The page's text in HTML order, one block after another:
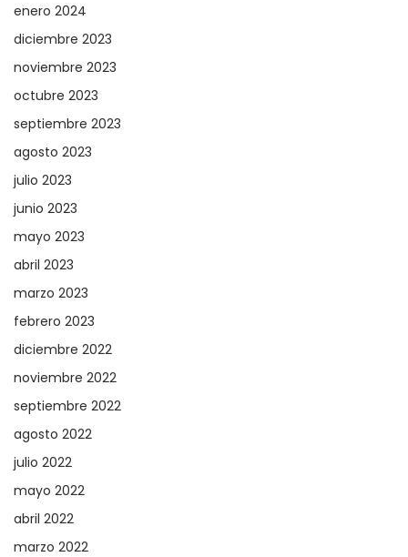
enero 2024
diciembre 2023
noviembre 2023
octubre 2023
septiembre 2023
agosto 2023
julio 2023
junio 2023
mayo 2023
abril 2023
marzo 2023
febrero 2023
diciembre 2022
noviembre 2022
septiembre 2022
agosto 2022
julio 2022
mayo 2022
abril 2022
marzo 2022